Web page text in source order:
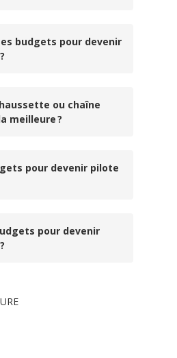
budgets pour devenir
ou chaîne
meilleure ?
pour devenir pilote
pour devenir